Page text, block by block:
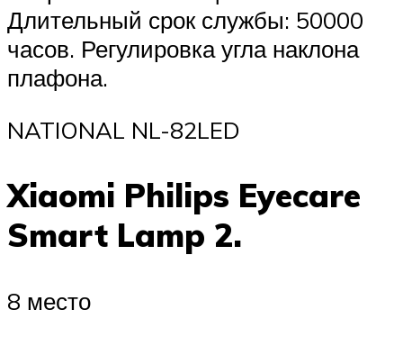
Длительный срок службы: 50000
часов. Регулировка угла наклона
плафона.
NATIONAL NL-82LED
Xiaomi Philips Eyecare
Smart Lamp 2.
8 место